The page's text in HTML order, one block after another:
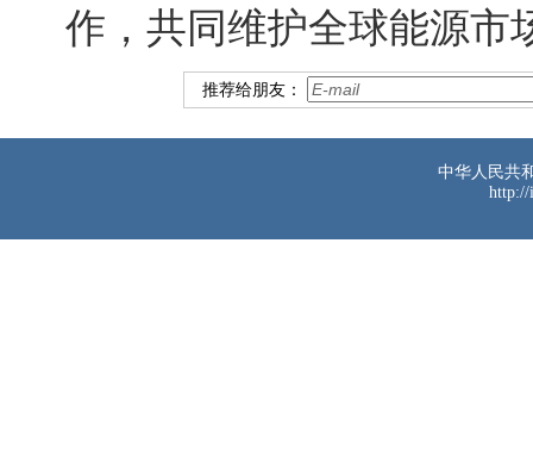
作，共同维护全球能源市
推荐给朋友：
中华人民共
http://